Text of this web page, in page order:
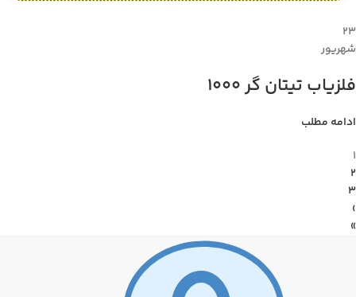
۲۳
شهریور
فلزیاب تیتان گر 1000
ادامه مطلب
1
2
3
›
»